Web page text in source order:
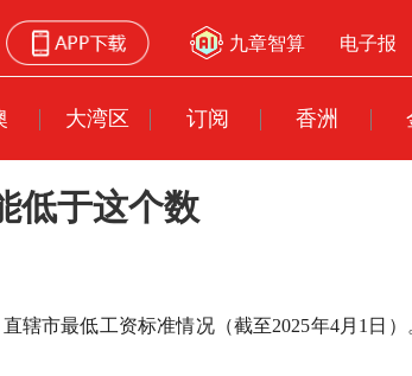
九章智算 电子报
大湾区 订阅 香洲
低于这个数
辖市最低工资标准情况（截至2025年4月1日